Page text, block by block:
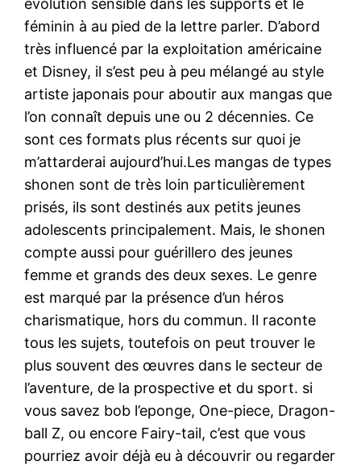
évolution sensible dans les supports et le
féminin à au pied de la lettre parler. D’abord
très influencé par la exploitation américaine
et Disney, il s’est peu à peu mélangé au style
artiste japonais pour aboutir aux mangas que
l’on connaît depuis une ou 2 décennies. Ce
sont ces formats plus récents sur quoi je
m’attarderai aujourd’hui.Les mangas de types
shonen sont de très loin particulièrement
prisés, ils sont destinés aux petits jeunes
adolescents principalement. Mais, le shonen
compte aussi pour guérillero des jeunes
femme et grands des deux sexes. Le genre
est marqué par la présence d’un héros
charismatique, hors du commun. Il raconte
tous les sujets, toutefois on peut trouver le
plus souvent des œuvres dans le secteur de
l’aventure, de la prospective et du sport. si
vous savez bob l’eponge, One-piece, Dragon-
ball Z, ou encore Fairy-tail, c’est que vous
pourriez avoir déjà eu à découvrir ou regarder